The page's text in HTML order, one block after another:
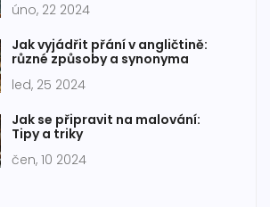
úno, 22 2024
Jak vyjádřit přání v angličtině:
různé způsoby a synonyma
led, 25 2024
Jak se připravit na malování:
Tipy a triky
čen, 10 2024